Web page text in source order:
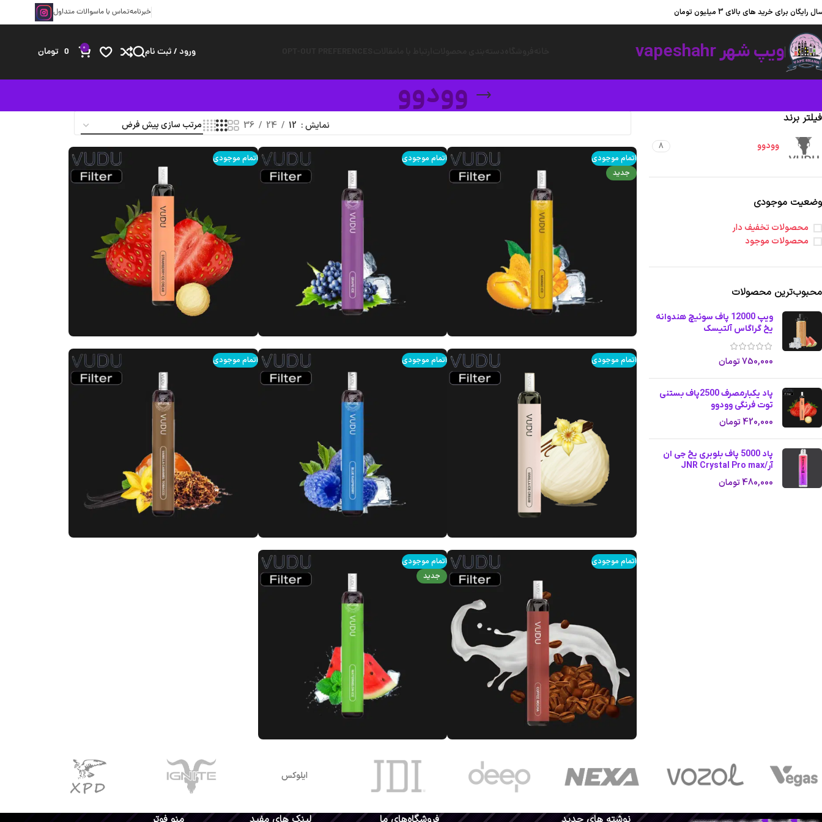
رایگان برای خرید های بالای 3 میلیون تومان خبرنامهتماس با ماسوالات متداول
ویپ شهر vapeshahr ورود / ثبت نام 0
0 تومان
وودوو
فیلتر برند
وودوو 8
وضعیت موجودی
محصولات تخفیف دار
محصولات موجود
محبوب‌ترین محصولات
ویپ 12000 پاف سوئیچ هندوانه
یخ گراگاس آلتیسک
750,000تومان
پاد یکبارمصرف 2500پاف بستنی
توت فرنگی وودوو
420,000تومان
پاد 5000 پاف بلوبری یخ جی ان
آر/JNR Crystal Pro max
480,000تومان
نمایش 12
24
36
اتمام موجودی
جدید
اتمام موجودی اتمام موجودی
اتمام موجودی اتمام موجودی اتمام موجودی
اتمام موجودی
اتمام موجودی
جدید
ایلوکس
ویپ شهر ؛ به شهر ویپ و پاد یکبار مصرف خوش آمدید.